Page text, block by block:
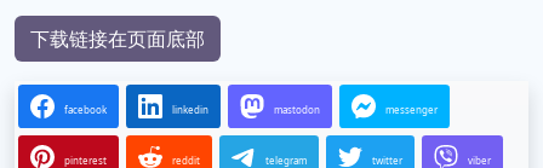
下载链接在页面底部
facebook linkedin mastodon messenger
pinterest reddit telegram twitter viber